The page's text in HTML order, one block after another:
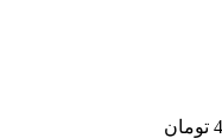
قیمت اصلی: 4,200,000 تومان